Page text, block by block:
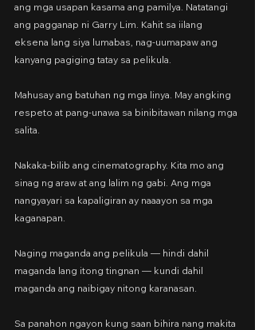
ang mga usapan kasama ang pamilya. Natatangi
ang pagganap ni Garry Lim. Kahit sa iilang
eksena lang siya lumabas, nag-uumapaw ang
kanyang pagiging tatay sa pelikula.
Mahusay ang batuhan ng mga linya. May angking
respeto at pang-unawa sa binibitawan nilang mga
salita.
Nakaka-bilib ang cinematography. Kita mo ang
sinag ng araw at ang lalim ng gabi. Ang mga
nangyayari sa kapaligiran ay naaayon sa mga
kaganapan.
Naging maganda ang pelikula — hindi dahil
maganda lang itong tingnan — kundi dahil
maganda ang naibigay nitong karanasan.
Sa panahon ngayon kung saan bihira nang makita